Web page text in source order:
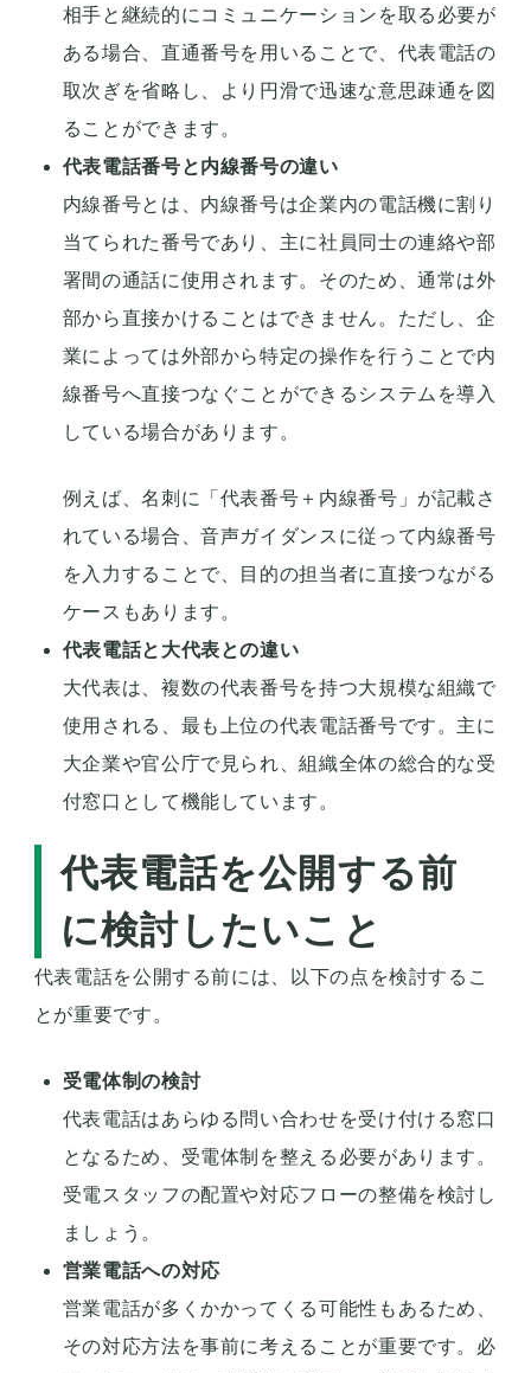
相手と継続的にコミュニケーションを取る必要が
ある場合、直通番号を用いることで、代表電話の
取次ぎを省略し、より円滑で迅速な意思疎通を図
ることができます。
代表電話番号と内線番号の違い
内線番号とは、内線番号は企業内の電話機に割り
当てられた番号であり、主に社員同士の連絡や部
署間の通話に使用されます。そのため、通常は外
部から直接かけることはできません。ただし、企
業によっては外部から特定の操作を行うことで内
線番号へ直接つなぐことができるシステムを導入
している場合があります。
例えば、名刺に「代表番号＋内線番号」が記載さ
れている場合、音声ガイダンスに従って内線番号
を入力することで、目的の担当者に直接つながる
ケースもあります。
代表電話と大代表との違い
大代表は、複数の代表番号を持つ大規模な組織で
使用される、最も上位の代表電話番号です。主に
大企業や官公庁で見られ、組織全体の総合的な受
付窓口として機能しています。
代表電話を公開する前
に検討したいこと
代表電話を公開する前には、以下の点を検討するこ
とが重要です。
受電体制の検討
代表電話はあらゆる問い合わせを受け付ける窓口
となるため、受電体制を整える必要があります。
受電スタッフの配置や対応フローの整備を検討し
ましょう。
営業電話への対応
営業電話が多くかかってくる可能性もあるため、
その対応方法を事前に考えることが重要です。必